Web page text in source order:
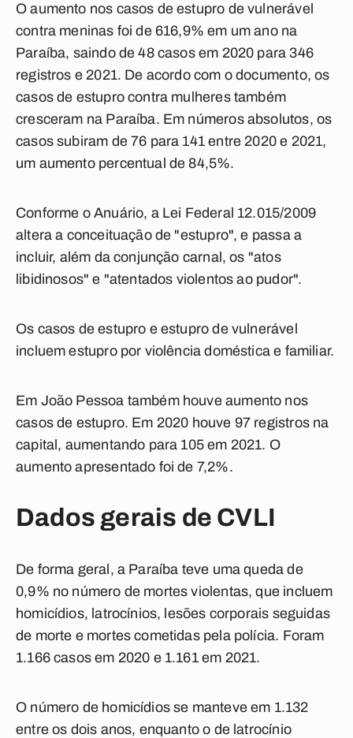
O aumento nos casos de estupro de vulnerável
contra meninas foi de 616,9% em um ano na
Paraíba, saindo de 48 casos em 2020 para 346
registros e 2021. De acordo com o documento, os
casos de estupro contra mulheres também
cresceram na Paraíba. Em números absolutos, os
casos subiram de 76 para 141 entre 2020 e 2021,
um aumento percentual de 84,5%.
Conforme o Anuário, a Lei Federal 12.015/2009
altera a conceituação de "estupro", e passa a
incluir, além da conjunção carnal, os "atos
libidinosos" e "atentados violentos ao pudor".
Os casos de estupro e estupro de vulnerável
incluem estupro por violência doméstica e familiar.
Em João Pessoa também houve aumento nos
casos de estupro. Em 2020 houve 97 registros na
capital, aumentando para 105 em 2021. O
aumento apresentado foi de 7,2%.
Dados gerais de CVLI
De forma geral, a Paraíba teve uma queda de
0,9% no número de mortes violentas, que incluem
homicídios, latrocínios, lesões corporais seguidas
de morte e mortes cometidas pela polícia. Foram
1.166 casos em 2020 e 1.161 em 2021.
O número de homicídios se manteve em 1.132
entre os dois anos, enquanto o de latrocínio